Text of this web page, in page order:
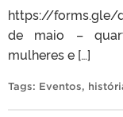
https://forms.gle/
de maio –
mulheres e […]
Tags: Eventos,